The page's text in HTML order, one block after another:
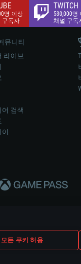
모든 쿠키 허용
명 이상
구독자
TWITCH
530,000명
채널 구독
뮤니티
라이브
검색
이